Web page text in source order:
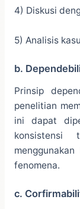
4) Diskusi
5) Analisis
b.
Prinsip
penelitian
ini dapat
konsistensi
fenomena.
c.